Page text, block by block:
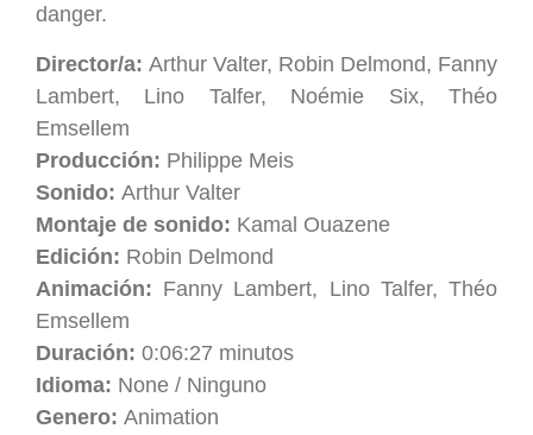
danger.
Director/a: Arthur Valter, Robin Delmond, Fanny
Lambert, Lino Talfer, Noémie Six, Théo
Emsellem
Producción: Philippe Meis
Sonido: Arthur Valter
Montaje de sonido: Kamal Ouazene
Edición: Robin Delmond
Animación: Fanny Lambert, Lino Talfer, Théo
Emsellem
Duración: 0:06:27 minutos
Idioma: None / Ninguno
Genero: Animation